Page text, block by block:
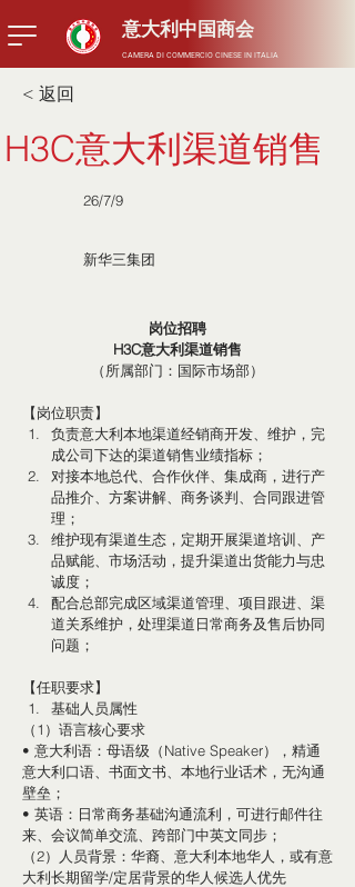
​意大利中国商会
CAMERA DI COMMERCIO CINESE IN ITALIA
< 返回
H3C意大利渠道销售
26/7/9
新华三集团
岗位招聘
H3C意大利渠道销售
（所属部门：国际市场部）
【岗位职责】
负责意大利本地渠道经销商开发、维护，完
成公司下达的渠道销售业绩指标；
对接本地总代、合作伙伴、集成商，进行产
品推介、方案讲解、商务谈判、合同跟进管
理；
维护现有渠道生态，定期开展渠道培训、产
品赋能、市场活动，提升渠道出货能力与忠
诚度；
配合总部完成区域渠道管理、项目跟进、渠
道关系维护，处理渠道日常商务及售后协同
问题；
【任职要求】
基础人员属性
（1）语言核心要求
• 意大利语：母语级（Native Speaker），精通
意大利口语、书面文书、本地行业话术，无沟通
壁垒；
• 英语：日常商务基础沟通流利，可进行邮件往
来、会议简单交流、跨部门中英文同步；
（2）人员背景：华裔、意大利本地华人，或有意
大利长期留学/定居背景的华人候选人优先